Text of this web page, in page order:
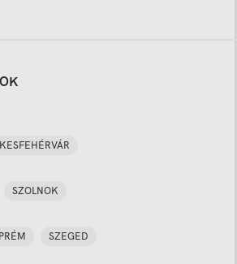
SZOLNOK
SZEGED